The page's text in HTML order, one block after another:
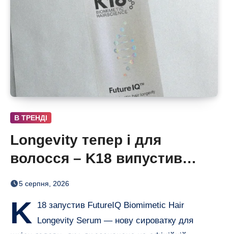
В ТРЕНДІ
Longevity тепер і для
волосся – K18 випустив
нічну сироватку FutureIQ
5 серпня, 2026
K
18 запустив FutureIQ Biomimetic Hair
Longevity Serum — нову сироватку для